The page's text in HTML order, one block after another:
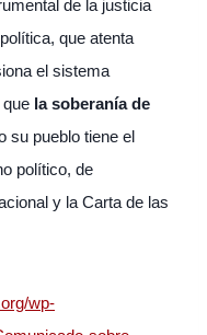
de la justicia
que atenta
el sistema
la soberanía de
su pueblo tiene el
político, de
y la Carta de las
wp-